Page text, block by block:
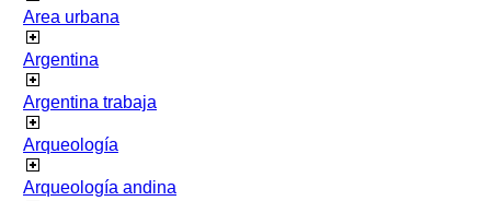
Area urbana
Argentina
Argentina trabaja
Arqueología
Arqueología andina